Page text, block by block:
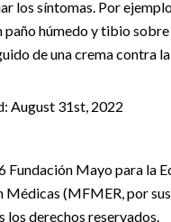
los síntomas. Por
paño húmedo y tibio
de una crema contra
August 31st, 2022
Mayo para la
Médicas (MFMER, por
los derechos reservados.